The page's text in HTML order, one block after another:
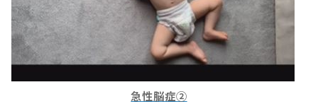
急性脳症②